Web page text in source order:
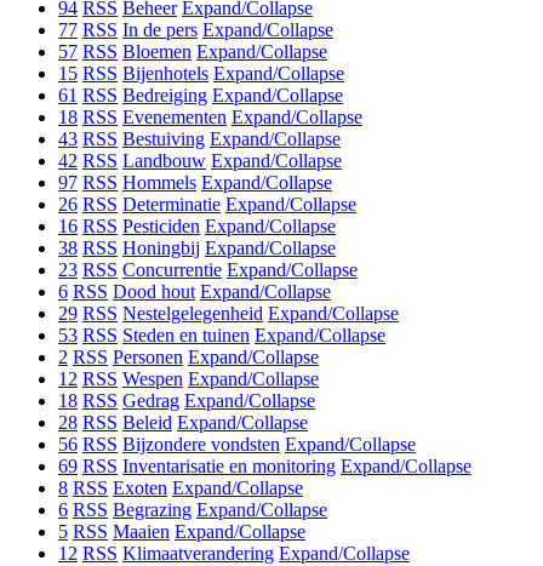
94 RSS Beheer Expand/Collapse
77 RSS In de pers Expand/Collapse
57 RSS Bloemen Expand/Collapse
15 RSS Bijenhotels Expand/Collapse
61 RSS Bedreiging Expand/Collapse
18 RSS Evenementen Expand/Collapse
43 RSS Bestuiving Expand/Collapse
42 RSS Landbouw Expand/Collapse
97 RSS Hommels Expand/Collapse
26 RSS Determinatie Expand/Collapse
16 RSS Pesticiden Expand/Collapse
38 RSS Honingbij Expand/Collapse
23 RSS Concurrentie Expand/Collapse
6 RSS Dood hout Expand/Collapse
29 RSS Nestelgelegenheid Expand/Collapse
53 RSS Steden en tuinen Expand/Collapse
2 RSS Personen Expand/Collapse
12 RSS Wespen Expand/Collapse
18 RSS Gedrag Expand/Collapse
28 RSS Beleid Expand/Collapse
56 RSS Bijzondere vondsten Expand/Collapse
69 RSS Inventarisatie en monitoring Expand/Collapse
8 RSS Exoten Expand/Collapse
6 RSS Begrazing Expand/Collapse
5 RSS Maaien Expand/Collapse
12 RSS Klimaatverandering Expand/Collapse